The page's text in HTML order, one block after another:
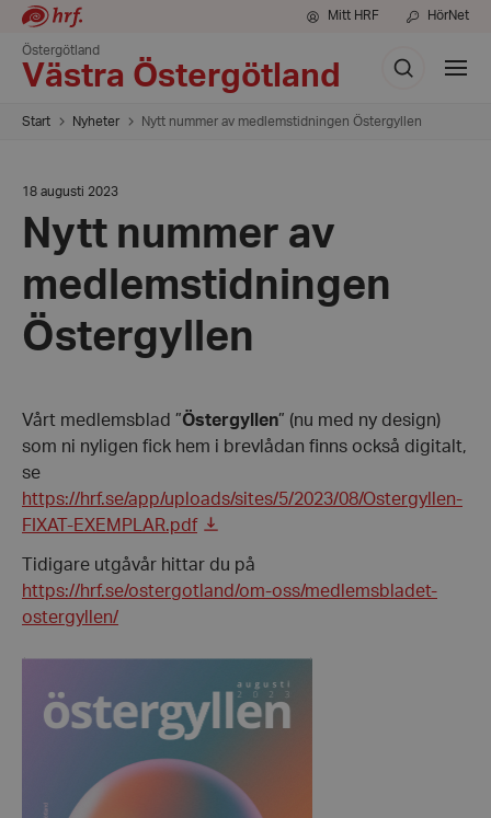
Mitt HRF HörNet
Östergötland
Västra Östergötland
Sök
Visa
meny
Start Nyheter Nytt nummer av medlemstidningen Östergyllen
Datum:
augusti
2023
18 augusti 2023
Nytt nummer av
medlemstidningen
Östergyllen
Vårt medlemsblad ”Östergyllen” (nu med ny design)
som ni nyligen fick hem i brevlådan finns också digitalt,
se
https://hrf.se/app/uploads/sites/5/2023/08/Ostergyllen-
FIXAT-EXEMPLAR.pdf
Tidigare utgåvår hittar du på
https://hrf.se/ostergotland/om-oss/medlemsbladet-
ostergyllen/